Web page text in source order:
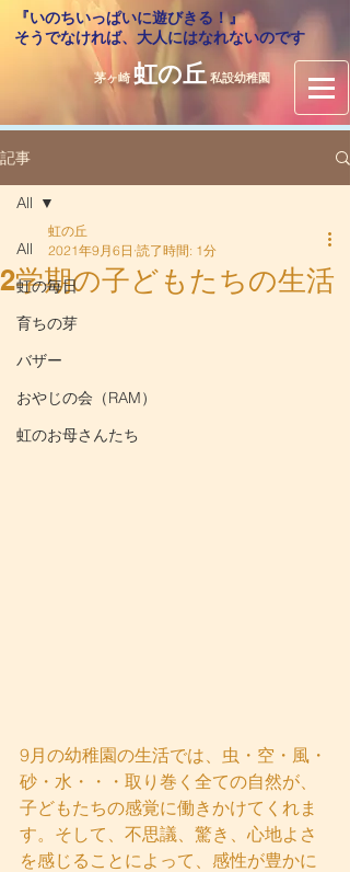
『いのちいっぱいに遊びきる！』
​そうでなければ、大人にはなれないのです
茅ヶ崎 虹の丘 私設幼稚園
記事
All
虹の毎日
育ちの芽
バザー
おやじの会（RAM）
虹のお母さんたち
All
2学期の子どもたちの生活
虹の丘
2021年9月6日 読了時間: 1分
9月の幼稚園の生活では、虫・空・風・
砂・水・・・取り巻く全ての自然が、
子どもたちの感覚に働きかけてくれま
す。そして、不思議、驚き、心地よさ
を感じることによって、感性が豊かに